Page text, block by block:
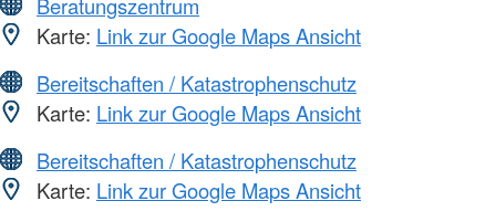
Karte: Link zur Google Maps Ansicht
Bereitschaften / Katastrophenschutz
Karte: Link zur Google Maps Ansicht
Bereitschaften / Katastrophenschutz
Karte: Link zur Google Maps Ansicht